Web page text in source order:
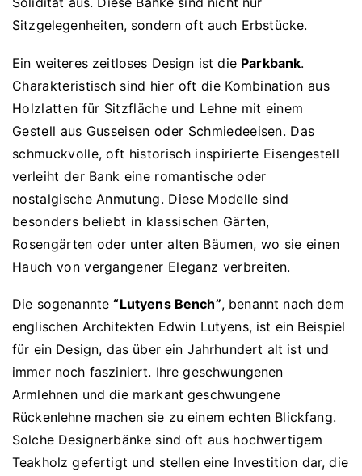
Sitzgelegenheiten, sondern oft auch Erbstücke.
Ein weiteres zeitloses Design ist die Parkbank.
Charakteristisch sind hier oft die Kombination aus
Holzlatten für Sitzfläche und Lehne mit einem
Gestell aus Gusseisen oder Schmiedeeisen. Das
schmuckvolle, oft historisch inspirierte Eisengestell
verleiht der Bank eine romantische oder
nostalgische Anmutung. Diese Modelle sind
besonders beliebt in klassischen Gärten,
Rosengärten oder unter alten Bäumen, wo sie einen
Hauch von vergangener Eleganz verbreiten.
Die sogenannte“Lutyens Bench”, benannt nach dem
englischen Architekten Edwin Lutyens, ist ein Beispiel
für ein Design, das über ein Jahrhundert alt ist und
immer noch fasziniert. Ihre geschwungenen
Armlehnen und die markant geschwungene
Rückenlehne machen sie zu einem echten Blickfang.
Solche Designerbänke sind oft aus hochwertigem
Teakholz gefertigt und stellen eine Investition dar, die